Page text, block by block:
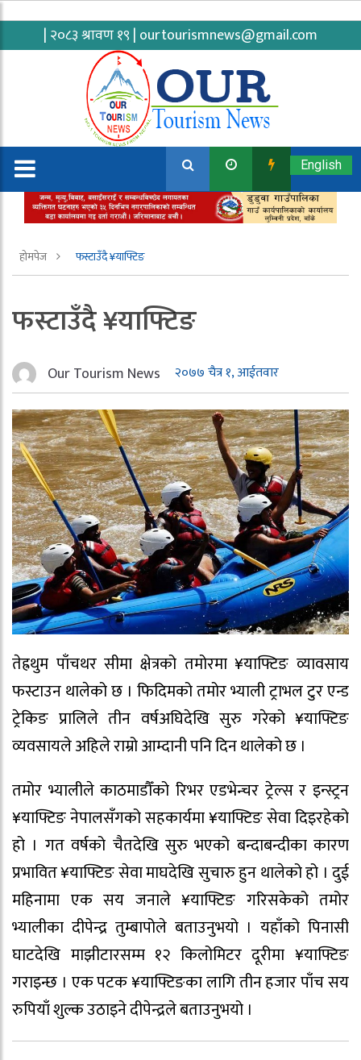
| २०८३ श्रावण १९ | ourtourismnews@gmail.com
English
होमपेज फस्टाउँदै ¥याफ्टिङ
फस्टाउँदै ¥याफ्टिङ
Our Tourism News २०७७ चैत्र १, आईतवार
तेह्रथुम पाँचथर सीमा क्षेत्रको तमोरमा ¥याफ्टिङ व्यावसाय
फस्टाउन थालेको छ । फिदिमको तमोर भ्याली ट्राभल टुर एन्ड
ट्रेकिङ प्रालिले तीन वर्षअघिदेखि सुरु गरेको ¥याफ्टिङ
व्यवसायले अहिले राम्रो आम्दानी पनि दिन थालेको छ ।
तमोर भ्यालीले काठमाडौँको रिभर एडभेन्चर ट्रेल्स र इन्स्ट्रन
¥याफ्टिङ नेपालसँगको सहकार्यमा ¥याफ्टिङ सेवा दिइरहेको
हो । गत वर्षको चैतदेखि सुरु भएको बन्दाबन्दीका कारण
प्रभावित ¥याफ्टिङ सेवा माघदेखि सुचारु हुन थालेको हो । दुई
महिनामा एक सय जनाले ¥याफ्टिङ गरिसकेको तमोर
भ्यालीका दीपेन्द्र तुम्बापोले बताउनुभयो । यहाँको पिनासी
घाटदेखि माझीटारसम्म १२ किलोमिटर दूरीमा ¥याफ्टिङ
गराइन्छ । एक पटक ¥याफ्टिङका लागि तीन हजार पाँच सय
रुपियाँ शुल्क उठाइने दीपेन्द्रले बताउनुभयो ।